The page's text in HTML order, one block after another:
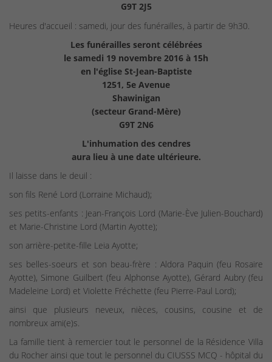
G9T 2J5
Heures d'accueil : samedi, jour des funérailles, à partir de 9h30.
Les funérailles seront célébrées
le samedi 19 novembre 2016 à 15h
en l'église St-Jean-Baptiste
1251, 5e Avenue
Shawinigan
(secteur Grand-Mère)
G9T 2N6
L'inhumation des cendres
aura lieu à une date ultérieure.
Il laisse dans le deuil :
son fils René Lord (Lorraine Michaud);
ses petits-enfants : Jean-François Lord (Marie-Ève Julien-Bouchard)
et Marie-Christine Lord (Martin Ayotte);
son arrière-petite-fille Leia Ayotte;
ses belles-soeurs et son beau-frère : Aldora Paquin (feu Rosaire
Ayotte), Simone Guilbert (feu Alphonse Ayotte), Gérard Aubry (feu
Madeleine Lord) et Violette Fréchette (feu Pierre-Paul Lord);
ainsi que plusieurs neveux, nièces, cousins, cousine et de
nombreux ami(e)s.
La famille tient à remercier tout le personnel de la Résidence Villa
du Rocher ainsi que tout le personnel du CIUSSS MCQ - hôpital du